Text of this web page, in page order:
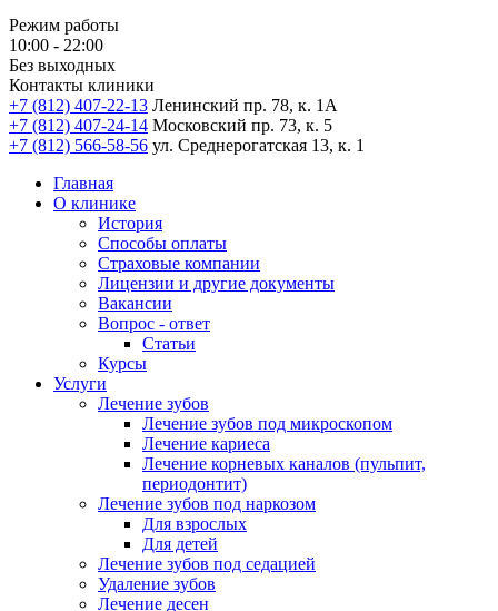
Режим работы
10:00 - 22:00
Без выходных
Контакты клиники
+7 (812) 407-22-13 Ленинский пр. 78, к. 1А
+7 (812) 407-24-14 Московский пр. 73, к. 5
+7 (812) 566-58-56 ул. Среднерогатская 13, к. 1
Главная
О клинике
История
Способы оплаты
Страховые компании
Лицензии и другие документы
Вакансии
Вопрос - ответ
Статьи
Курсы
Услуги
Лечение зубов
Лечение зубов под микроскопом
Лечение кариеса
Лечение корневых каналов (пульпит,
периодонтит)
Лечение зубов под наркозом
Для взрослых
Для детей
Лечение зубов под седацией
Удаление зубов
Лечение десен